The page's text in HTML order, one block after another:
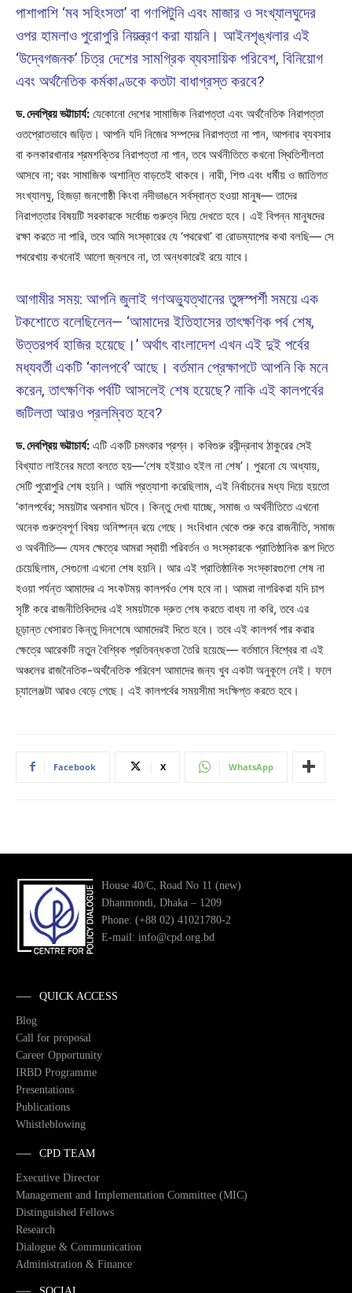
পাশাপাশি ‘মব সহিংসতা’ বা গণপিটুনি এবং মাজার ও সংখ্যালঘুদের
ওপর হামলাও পুরোপুরি নিয়ন্ত্রণ করা যায়নি। আইনশৃঙ্খলার এই
‘উদ্বেগজনক’ চিত্র দেশের সামগ্রিক ব্যবসায়িক পরিবেশ, বিনিয়োগ
এবং অর্থনৈতিক কর্মকাণ্ডকে কতটা বাধাগ্রস্ত করবে?
ড. দেবপ্রিয় ভট্টাচার্য: যেকোনো দেশের সামাজিক নিরাপত্তা এবং অর্থনৈতিক নিরাপত্তা
ওতপ্রোতভাবে জড়িত। আপনি যদি নিজের সম্পদের নিরাপত্তা না পান, আপনার ব্যবসার
বা কলকারখানার শ্রমশক্তির নিরাপত্তা না পান, তবে অর্থনীতিতে কখনো স্থিতিশীলতা
আসবে না; বরং সামাজিক অশান্তি বাড়তেই থাকবে। নারী, শিশু এবং ধর্মীয় ও জাতিগত
সংখ্যালঘু, হিজড়া জনগোষ্ঠী কিংবা নদীভাঙনে সর্বস্বান্ত হওয়া মানুষ— তাদের
নিরাপত্তার বিষয়টি সরকারকে সর্বোচ্চ গুরুত্ব দিয়ে দেখতে হবে। এই বিপন্ন মানুষদের
রক্ষা করতে না পারি, তবে আমি সংস্কারের যে ‘পথরেখা’ বা রোডম্যাপের কথা বলছি— সে
পথরেখায় কখনোই আলো জ্বলবে না, তা অন্ধকারেই রয়ে যাবে।
আগামীর সময়: আপনি জুলাই গণঅভ্যুত্থানের তুঙ্গস্পর্শী সময়ে এক
টকশোতে বলেছিলেন— ‘আমাদের ইতিহাসের তাৎক্ষণিক পর্ব শেষ,
উত্তরপর্ব হাজির হয়েছে।’ অর্থাৎ বাংলাদেশ এখন এই দুই পর্বের
মধ্যবর্তী একটি ‘কালপর্বে’ আছে। বর্তমান প্রেক্ষাপটে আপনি কি মনে
করেন, তাৎক্ষণিক পর্বটি আসলেই শেষ হয়েছে? নাকি এই কালপর্বের
জটিলতা আরও প্রলম্বিত হবে?
ড. দেবপ্রিয় ভট্টাচার্য: এটি একটি চমৎকার প্রশ্ন। কবিগুরু রবীন্দ্রনাথ ঠাকুরের সেই
বিখ্যাত লাইনের মতো বলতে হয়—‘শেষ হইয়াও হইল না শেষ’। পুরনো যে অধ্যায়,
সেটি পুরোপুরি শেষ হয়নি। আমি প্রত্যাশা করেছিলাম, এই নির্বাচনের মধ্য দিয়ে হয়তো
‘কালপর্বের; সময়টার অবসান ঘটবে। কিন্তু দেখা যাচ্ছে, সমাজ ও অর্থনীতিতে এখনো
অনেক গুরুত্বপূর্ণ বিষয় অনিষ্পন্ন রয়ে গেছে। সংবিধান থেকে শুরু করে রাজনীতি, সমাজ
ও অর্থনীতি— যেসব ক্ষেত্রে আমরা স্থায়ী পরিবর্তন ও সংস্কারকে প্রাতিষ্ঠানিক রূপ দিতে
চেয়েছিলাম, সেগুলো এখনো শেষ হয়নি। আর এই প্রাতিষ্ঠানিক সংস্কারগুলো শেষ না
হওয়া পর্যন্ত আমাদের এ সংকটময় কালপর্বও শেষ হবে না। আমরা নাগরিকরা যদি চাপ
সৃষ্টি করে রাজনীতিবিদদের এই সময়টাকে দ্রুত শেষ করতে বাধ্য না করি, তবে এর
চূড়ান্ত খেসারত কিন্তু দিনশেষে আমাদেরই দিতে হবে। তবে এই কালপর্ব পার করার
ক্ষেত্রে আরেকটি নতুন বৈশ্বিক প্রতিবন্ধকতা তৈরি হয়েছে— বর্তমানে বিশ্বের বা এই
অঞ্চলের রাজনৈতিক-অর্থনৈতিক পরিবেশ আমাদের জন্য খুব একটা অনুকূলে নেই। ফলে
চ্যালেঞ্জটা আরও বেড়ে গেছে। এই কালপর্বের সময়সীমা সংক্ষিপ্ত করতে হবে।
Facebook X WhatsApp
House 40/C, Road No 11 (new)
Dhanmondi, Dhaka – 1209
Phone: (+88 02) 41021780-2
E-mail: info@cpd.org.bd
QUICK ACCESS
Blog
Call for proposal
Career Opportunity
IRBD Programme
Presentations
Publications
Whistleblowing
CPD TEAM
Executive Director
Management and Implementation Committee (MIC)
Distinguished Fellows
Research
Dialogue & Communication
Administration & Finance